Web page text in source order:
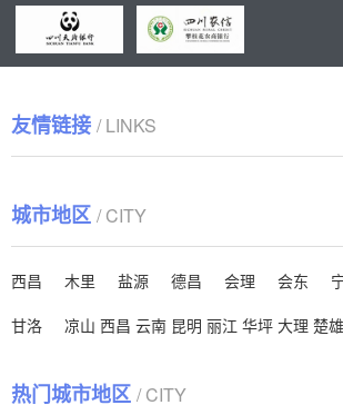
友情链接 / LINKS
城市地区 / CITY
西昌 木里 盐源 德昌 会理 会东
甘洛
凉山 西昌 云南 昆明 丽江 华坪 大理 楚雄
热门城市地区 / CITY